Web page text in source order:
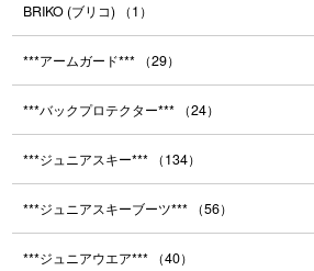
BRIKO (ブリコ) （1）
***アームガード*** （29）
***バックプロテクター*** （24）
***ジュニアスキー*** （134）
***ジュニアスキーブーツ*** （56）
***ジュニアウエア*** （40）